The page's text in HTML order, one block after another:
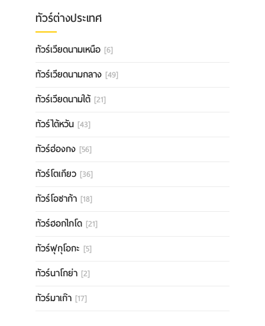
ทัวร์ต่างประเทศ
ทัวร์เวียดนามเหนือ [6]
ทัวร์เวียดนามกลาง [49]
ทัวร์เวียดนามใต้ [21]
ทัวร์ไต้หวัน [43]
ทัวร์ฮ่องกง [56]
ทัวร์โตเกียว [36]
ทัวร์โอซาก้า [18]
ทัวร์ฮอกไกโด [21]
ทัวร์ฟุกุโอกะ [5]
ทัวร์นาโกย่า [2]
ทัวร์มาเก๊า [17]